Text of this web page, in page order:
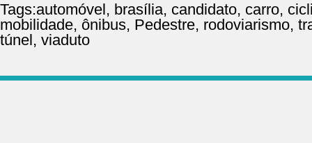
Tags:automóvel, brasília, candidato, carro,
mobilidade, ônibus, Pedestre, rodoviarismo,
túnel, viaduto